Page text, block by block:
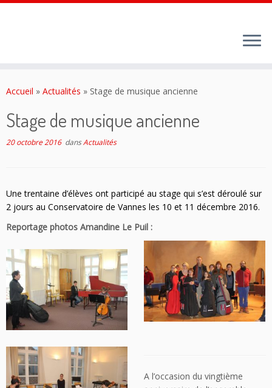
auAccueil » Actualités » Stage de musique ancienne
Stage de musique ancienne
20 octobre 2016dansActualités
Une trentaine d’élèves ont participé au stage qui s’est déroulé sur
2 jours au Conservatoire de Vannes les 10 et 11 décembre 2016.
Reportage photos Amandine Le Puil :
A l’occasion du vingtième